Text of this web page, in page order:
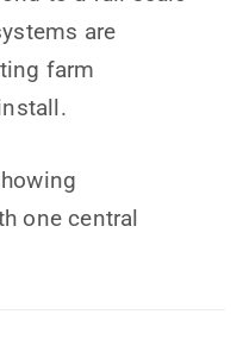
are
farm
one central